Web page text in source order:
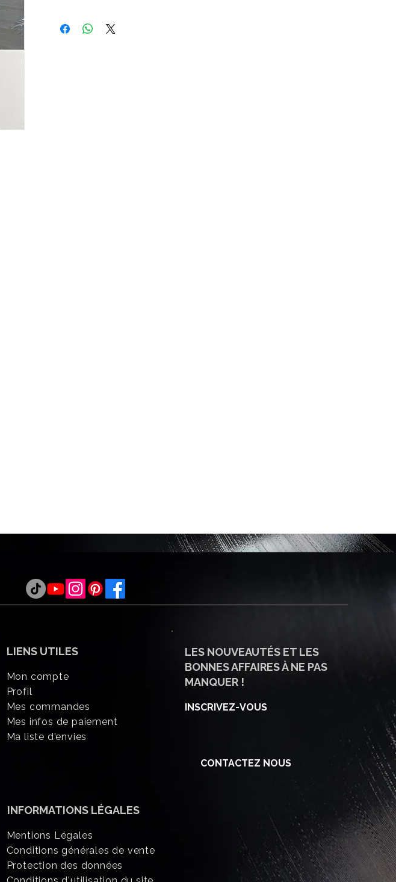
LIENS UTILES
Mon compte
Profil
Mes commandes
Mes infos de paiement
Ma liste d'envies
INFORMATIONSLÉGALES
Mentions Légales
Conditions générales de vente
Protection des données
LES NOUVEAUTÉS ET LES
BONNES AFFAIRES À NE PAS
MANQUER !
INSCRIVEZ-VOUS
CONTACTEZ NOUS